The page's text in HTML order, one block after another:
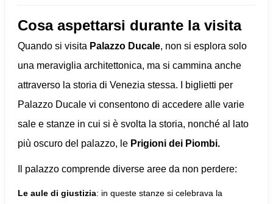
Cosa aspettarsi durante la visita
Quando si visita Palazzo Ducale, non si esplora solo
una meraviglia architettonica, ma si cammina anche
attraverso la storia di Venezia stessa. I biglietti per
Palazzo Ducale vi consentono di accedere alle varie
sale e stanze in cui si è svolta la storia, nonché al lato
più oscuro del palazzo, le Prigioni dei Piombi.
Il palazzo comprende diverse aree da non perdere:
Le aule di giustizia: in queste stanze si celebrava la